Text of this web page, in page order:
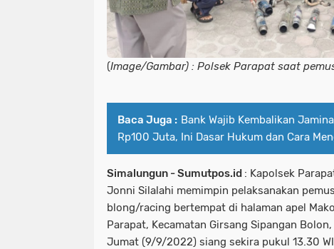
(Image/Gambar) : Polsek Parapat saat
Baca Juga : Bank Wajib Kembalikan
Rp100 Juta, Ini Dasar Hukum dan Cara
Simalungun - Sumutpos.id : Kapolsek
Jonni Silalahi memimpin pelaksanakan
blong/racing bertempat di halaman apel
Parapat, Kecamatan Girsang Sipangan
Jumat (9/9/2022) siang sekira pukul 13.30